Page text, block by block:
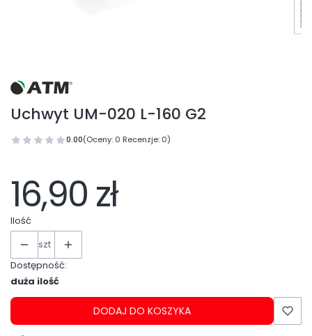
Uchwyt UM-020 L-160 G2
0.00(Oceny: 0 Recenzje: 0)
16,90 zł
Ilość
szt
Dostępność:
duża ilość
DODAJ DO KOSZYKA